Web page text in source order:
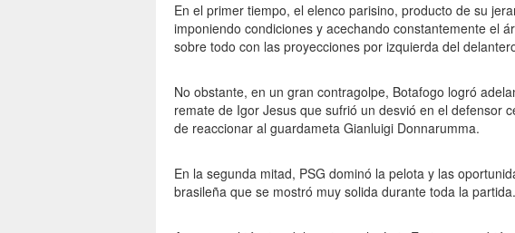
En el primer tiempo, el elenco parisino, producto de su
imponiendo condiciones y acechando constantemente el
sobre todo con las proyecciones por izquierda del
No obstante, en un gran contragolpe, Botafogo logró
remate de Igor Jesus que sufrió un desvió en el defensor
de reaccionar al guardameta Gianluigi Donnarumma.
En la segunda mitad, PSG dominó la pelota y las
brasileña que se mostró muy solida durante toda la partida.